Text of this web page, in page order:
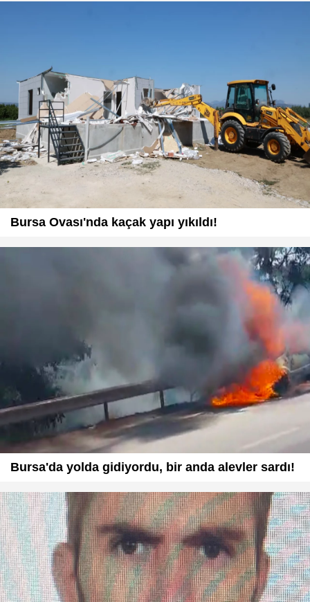
Bursa Ovası'nda kaçak yapı yıkıldı!
Bursa'da yolda gidiyordu, bir anda alevler sardı!